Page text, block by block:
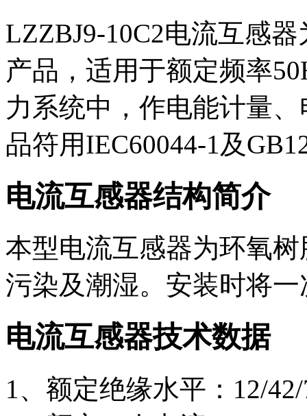
LZZBJ9-10C2电流互感
产品，适用于额定频率
力系统中，作电能计量
品符用IEC60044-1及
电流互感器结构简介
本型电流互感器为环氧
污染及潮湿。安装时将
电流互感器技术数据
1、额定绝缘水平：12/